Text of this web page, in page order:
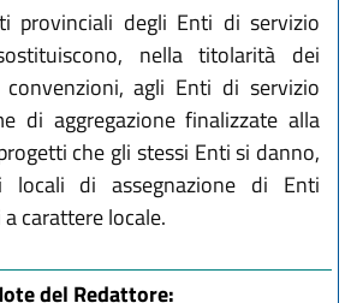
provinciali degli Enti di servizio
nella titolarità dei
agli Enti di servizio
di aggregazione finalizzate alla
che gli stessi Enti si danno,
locali di assegnazione di Enti
carattere locale.
del Redattore: